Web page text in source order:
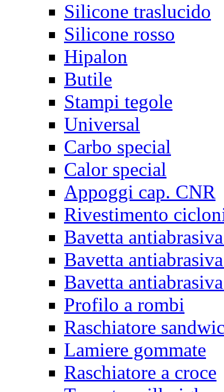
Silicone traslucido
Silicone rosso
Hipalon
Butile
Stampi tegole
Universal
Carbo special
Calor special
Appoggi cap. CNR
Rivestimento
Bavetta
Bavetta
Bavetta
Profilo a rombi
Raschiatore
Lamiere gommate
Raschiatore a croce